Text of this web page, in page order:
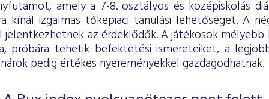
amely a 7-8. osztályos és középiskolás
kínál izgalmas tőkepiaci tanulási lehetőséget. A
jelentkezhetnek az érdeklődők. A játékosok
próbára tehetik befektetési ismereteiket, a
pedig értékes nyereményekkel gazdagodhatnak.